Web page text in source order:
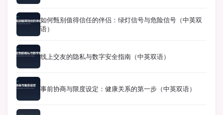
如何甄别值得信任的伴侣：绿灯信号与危险信号（中英双
语）
线上交友的隐私与数字安全指南（中英双语）
事前协商与限度设定：健康关系的第一步（中英双语）